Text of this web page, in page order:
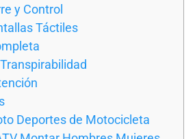
y Control
Táctiles
Deportes de Motocicleta